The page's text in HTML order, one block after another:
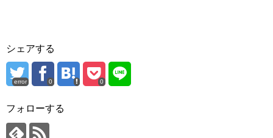
シェアする
error 0 0
フォローする